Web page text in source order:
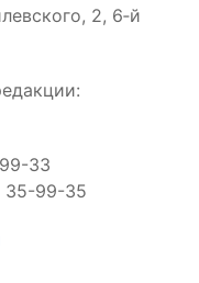
2, 6‑й
33
35-99-35